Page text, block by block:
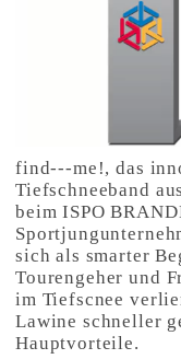
find---me!, das
Tiefschneeband
beim ISPO
sich als smarter
Tourengeher und
im Tiefscnee
Lawine schneller
Hauptvorteile.